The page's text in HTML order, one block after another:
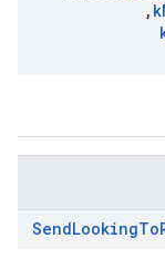
k
,
SendLookingTo